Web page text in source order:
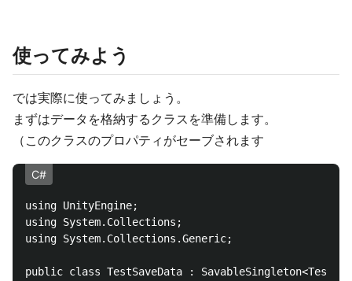
使ってみよう
では実際に使ってみましょう。
まずはデータを格納するクラスを準備します。
（このクラスのプロパティがセーブされます
C#
using UnityEngine;
using System.Collections;
using System.Collections.Generic;
public class TestSaveData :